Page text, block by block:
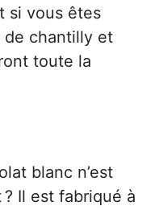
si vous êtes
de chantilly et
toute la
blanc n’est
Il est fabriqué à